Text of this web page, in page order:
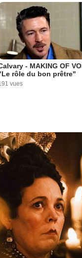
- MAKING OF
rôle du bon prêtre"
vues